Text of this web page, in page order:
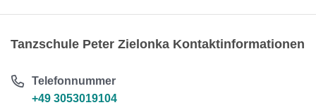
Tanzschule Peter Zielonka Kontaktinformationen
Telefonnummer
+49 3053019104